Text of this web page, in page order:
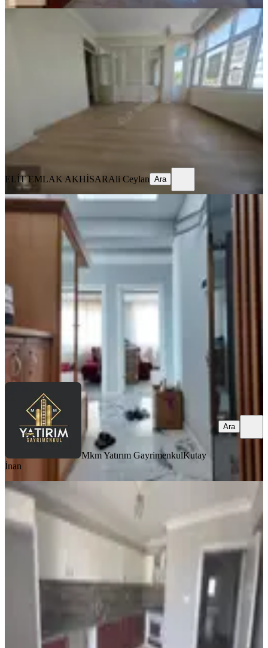
Elit Emlak Paşa Mahallesinde Ara
Kat Kiralık 3+1 Daire
Akhisar, Paşa Mahallesi
3+1
135 m² · 03.08.2026
13.500 ₺
ELİT EMLAK AKHİSAR
ELİT EMLAK AKHİSARAli Ceylan Ara
MANZARALI
Reşatbey Ring Yolu Üzerinde 3+1
Fuul Eşyalı Kiralık Daire
Akhisar, Reşat Bey Mahallesi
3+1·
32.000 ₺
Mkm Yatırım Gayrimenkul Kutay İnan
Ara
Mkm Yatırım GayrimenkulKutay
İnan
Ara
BALKONLU
Reşatbey Mah. 3+1 Kiralık Daire
Akhisar, Reşat Bey Mahallesi
145 m² ·4. Kat 30.07.2026
İbrahim Ermiş